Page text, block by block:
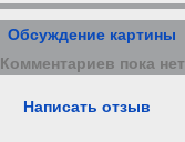
Обсуждение картины
Комментариев пока нет
Написать отзыв